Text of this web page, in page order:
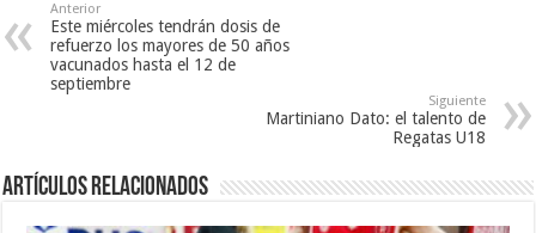
Anterior
Este miércoles tendrán dosis de
refuerzo los mayores de 50 años
vacunados hasta el 12 de
septiembre
Siguiente
Martiniano Dato: el talento de
Regatas U18
Artículos Relacionados